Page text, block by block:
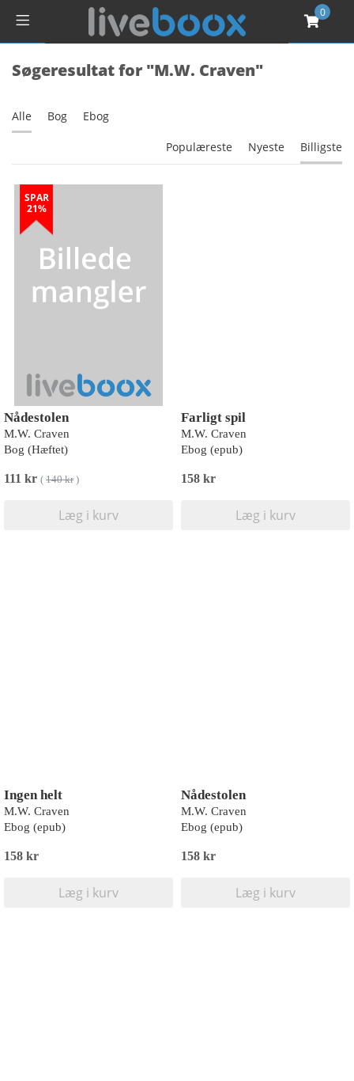
0
Søgeresultat for "M.W. Craven"
Alle Bog Ebog
Populæreste Nyeste Billigste
SPAR
21%
Nådestolen
M.W. Craven
Bog (Hæftet)
111 kr ( 140 kr)
Læg i kurv
Farligt spil
M.W. Craven
Ebog (epub)
158 kr
Læg i kurv
Ingen helt
M.W. Craven
Ebog (epub)
158 kr
Læg i kurv
Nådestolen
M.W. Craven
Ebog (epub)
158 kr
Læg i kurv